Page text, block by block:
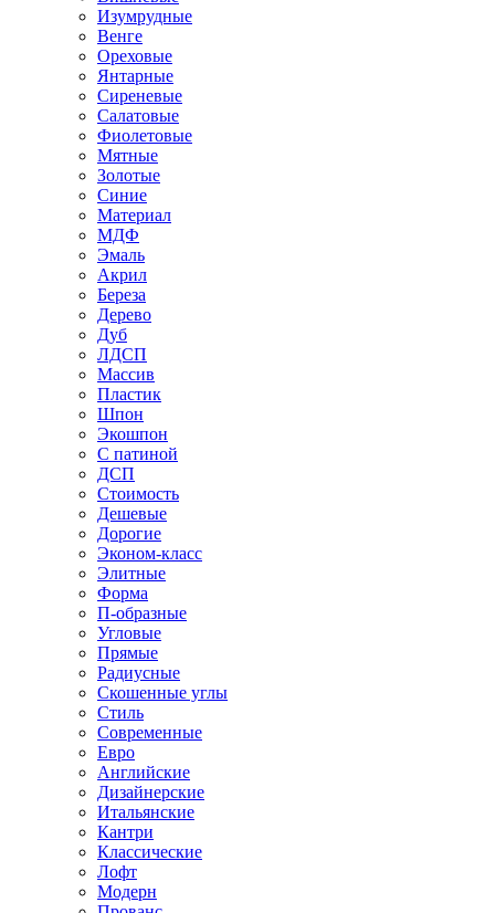
Изумрудные
Венге
Ореховые
Янтарные
Сиреневые
Салатовые
Фиолетовые
Мятные
Золотые
Синие
Материал
МДФ
Эмаль
Акрил
Береза
Дерево
Дуб
ЛДСП
Массив
Пластик
Шпон
Экошпон
С патиной
ДСП
Стоимость
Дешевые
Дорогие
Эконом-класс
Элитные
Форма
П-образные
Угловые
Прямые
Радиусные
Скошенные углы
Стиль
Современные
Евро
Английские
Дизайнерские
Итальянские
Кантри
Классические
Лофт
Модерн